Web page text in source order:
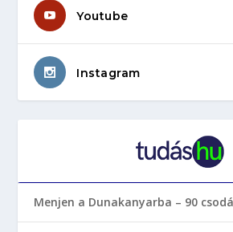
Youtube
Instagram
Menjen a Dunakanyarba – 90